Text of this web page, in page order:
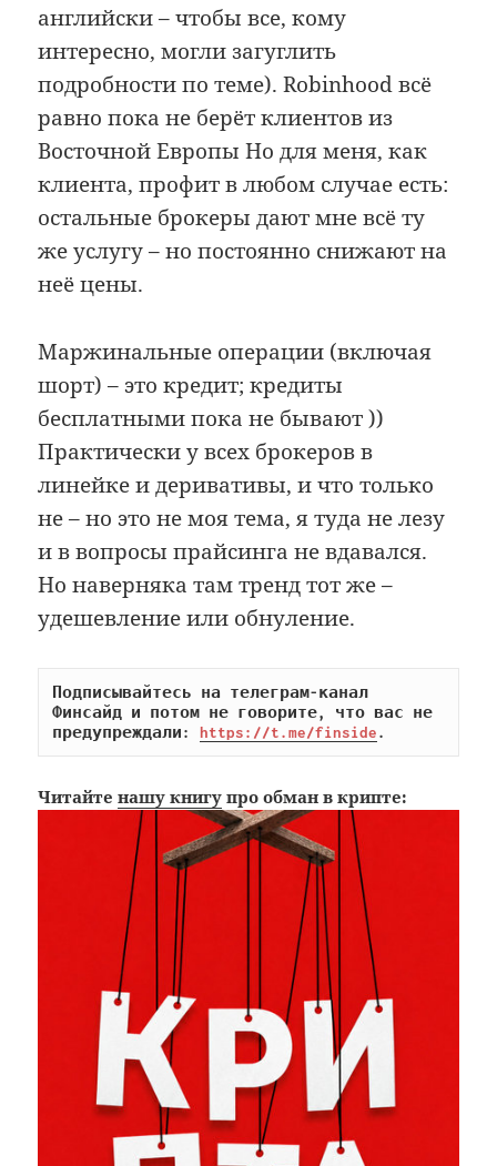
английски – чтобы все, кому
интересно, могли загуглить
подробности по теме). Robinhood всё
равно пока не берёт клиентов из
Восточной Европы Но для меня, как
клиента, профит в любом случае есть:
остальные брокеры дают мне всё ту
же услугу – но постоянно снижают на
неё цены.
Маржинальные операции (включая
шорт) – это кредит; кредиты
бесплатными пока не бывают ))
Практически у всех брокеров в
линейке и деривативы, и что только
не – но это не моя тема, я туда не лезу
и в вопросы прайсинга не вдавался.
Но наверняка там тренд тот же –
удешевление или обнуление.
Подписывайтесь на телеграм-канал
Финсайд и потом не говорите, что вас не
предупреждали: https://t.me/finside.
Читайтенашу книгу про обман в крипте: